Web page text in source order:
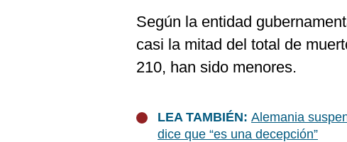
Según la entidad
casi la mitad del total de
210, han sido menores.
LEA TAMBIÉN: Alemania
dice que “es una decepción”